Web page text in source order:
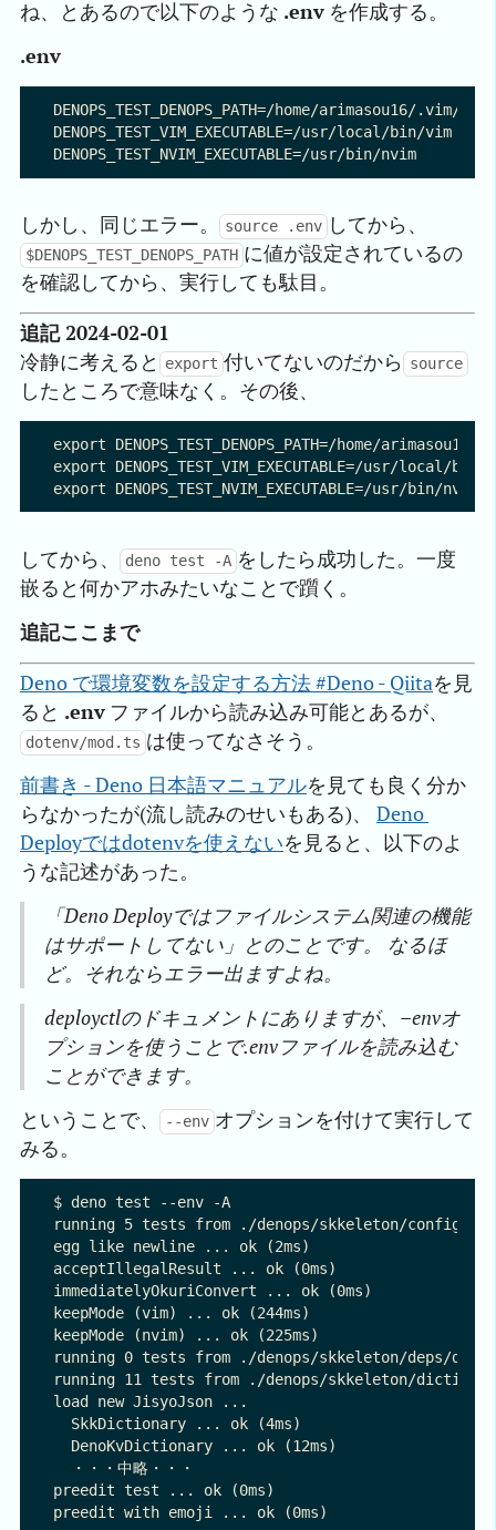
ね、とあるので以下のような .env を作成する。
.env
DENOPS_TEST_DENOPS_PATH=/home/arimasou16/.vim/
DENOPS_TEST_VIM_EXECUTABLE=/usr/local/bin/vim
しかし、同じエラー。 source .env してから、
$DENOPS_TEST_DENOPS_PATH に値が設定されているの
を確認してから、実行しても駄目。
追記 2024-02-01
冷静に考えると
export 付いてないのだから source
したところで意味なく。その後、
export DENOPS_TEST_DENOPS_PATH=/home/
export DENOPS_TEST_VIM_EXECUTABLE=/usr/local/bin/
してから、 deno test -A をしたら成功した。一度
嵌ると何かアホみたいなことで躓く。
追記ここまで
Deno で環境変数を設定する方法 #Deno - Qiitaを見
ると .env ファイルから読み込み可能とあるが、
dotenv/mod.ts は使ってなさそう。
前書き - Deno 日本語マニュアルを見ても良く分か
らなかったが(流し読みのせいもある)、 Deno
Deployではdotenvを使えないを見ると、以下のよ
うな記述があった。
「Deno Deployではファイルシステム関連の機能
はサポートしてない」とのことです。 なるほ
ど。それならエラー出ますよね。
deployctlのドキュメントにありますが、–envオ
プションを使うことで.envファイルを読み込む
ことができます。
ということで、
--env オプションを付けて実行して
みる。
$ deno test --env -A
running 5 tests from ./denops/skkeleton/
egg like newline ... ok (2ms)
acceptIllegalResult ... ok (0ms)
immediatelyOkuriConvert ... ok (0ms)
keepMode (vim) ... ok (244ms)
keepMode (nvim) ... ok (225ms)
running 0 tests from ./denops/skkeleton/deps/
running 11 tests from ./denops/skkeleton/
load new JisyoJson ...
  SkkDictionary ... ok (4ms)
  DenoKvDictionary ... ok (12ms)
  ・・・中略・・・
preedit test ... ok (0ms)
preedit with emoji ... ok (0ms)